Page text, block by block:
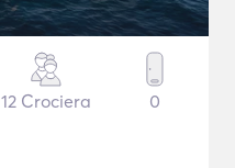
12 Crociera 0